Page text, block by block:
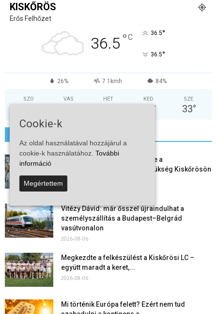
KISKŐRÖS
Erős Felhőzet
36.5 °C 36.5°
36.5°
26% 7.1kmh 84%
SZO VAS HÉT KED
°
SZE
33°
Aktuális állásajánlatok: ezekre a
munkavállalókra van most szükség Kiskőrösön
és a...
2026-08-07
Vitézy Dávid: már ősszel újraindulhat a
személyszállítás a Budapest–Belgrád
vasútvonalon
2026-08-06
Megkezdte a felkészülést a Kiskőrösi LC –
együtt maradt a keret,...
2026-08-06
Mi történik Európa felett? Ezért nem tud
Cookie-k
Az oldal használatával hozzájárul a
cookie-k használatához. További
információ
Megértettem